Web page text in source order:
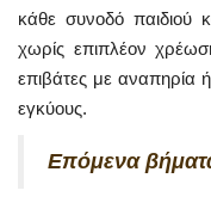
κάθε συνοδό
χωρίς επιπλέον
επιβάτες με αναπηρία
εγκύους.
Επόμενα